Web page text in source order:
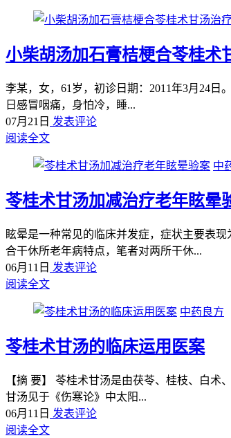
小柴胡汤加石膏桔梗合苓桂术
李某，女，61岁，初诊日期：2011年3月24
日感冒咽痛，身怕冷，睡...
07月21日 发表评论
阅读全文
中
苓桂术甘汤加减治疗老年眩晕
眩晕是一种常见的临床并发症，症状主要表
合干休所老年病特点，笔者对两所干休...
06月11日 发表评论
阅读全文
中药良方
苓桂术甘汤的临床运用医案
【摘 要】 苓桂术甘汤是由茯苓、桂枝、白
甘汤见于《伤寒论》中太阳...
06月11日 发表评论
阅读全文